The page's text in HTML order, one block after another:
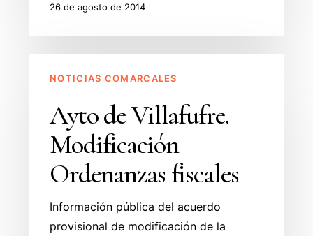
26 de agosto de 2014
Modificación
Ordenanzas
NOTICIAS COMARCALES
Ayto de Villafufre.
Modificación
Ordenanzas fiscales
Información pública del acuerdo
provisional de modificación de la